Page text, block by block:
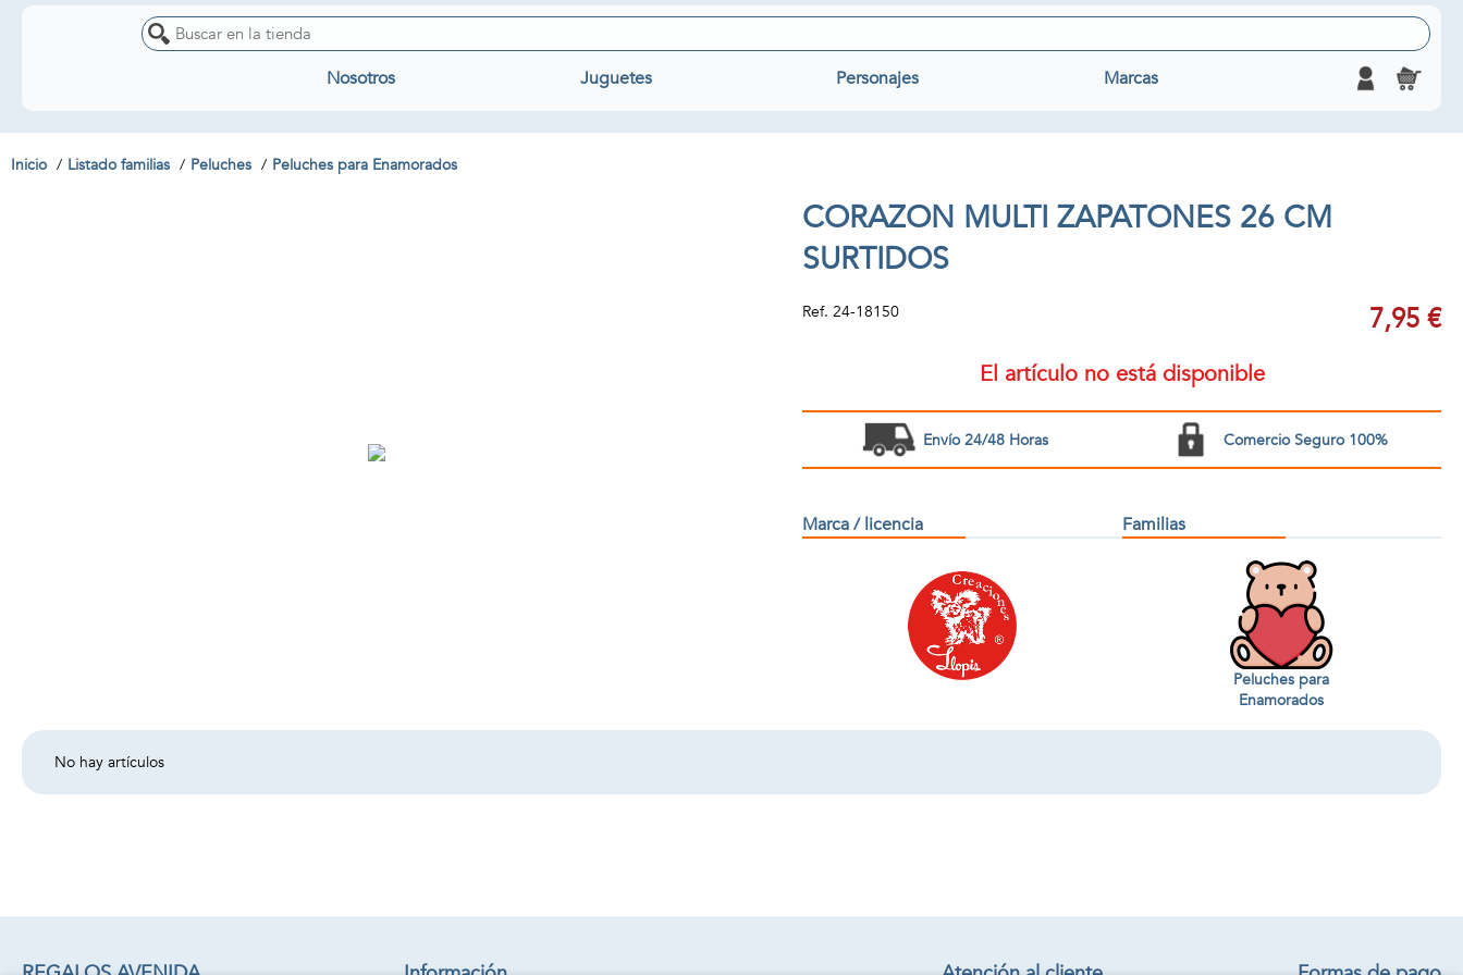
Nosotros Juguetes Personajes Marcas
Inicio Listado familias Peluches Peluches para Enamorados
CORAZON MULTI ZAPATONES 26 CM
SURTIDOS
Ref. 24-18150 7,95 €
El artículo no está disponible
Envío 24/48 Horas Comercio Seguro 100%
Marca / licencia Familias
Peluches para
Enamorados
No hay artículos